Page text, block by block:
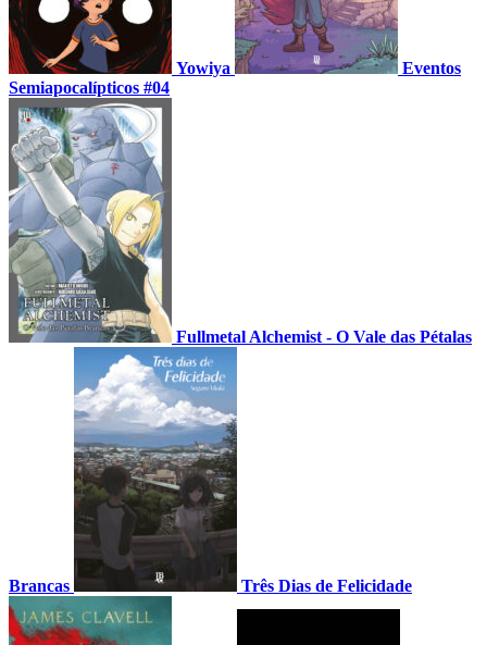
Yowiya
Eventos
Semiapocalípticos #04
Fullmetal Alchemist - O Vale das Pétalas
Brancas Três Dias de Felicidade